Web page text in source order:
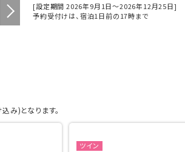
[設定期間 2026年9月1日～2026年12月25日]
予約受付けは、宿泊1日前の17時まで
み)となります。
ツイン